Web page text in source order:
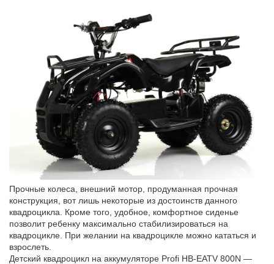
Прочные колеса, внешний мотор, продуманная прочная
конструкция, вот лишь некоторые из достоинств данного
квадроцикла. Кроме того, удобное, комфортное сиденье
позволит ребенку максимально стабилизироваться на
квадроцикле. При желании на квадроцикле можно кататься и
взрослеть.
Детский квадроцикл на аккумуляторе Profi HB-EATV 800N —